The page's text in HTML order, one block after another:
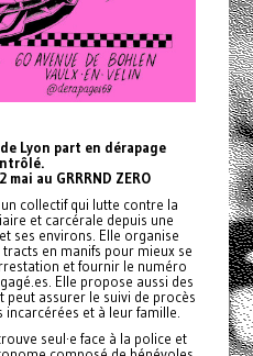
Lyon part en dérapage
au GRRRND ZERO
collectif qui lutte contre la
et carcérale depuis une
ses environs. Elle organise
en manifs pour mieux se
et fournir le numéro
Elle propose aussi des
assurer le suivi de procès
et à leur famille.
seul·e face à la police et